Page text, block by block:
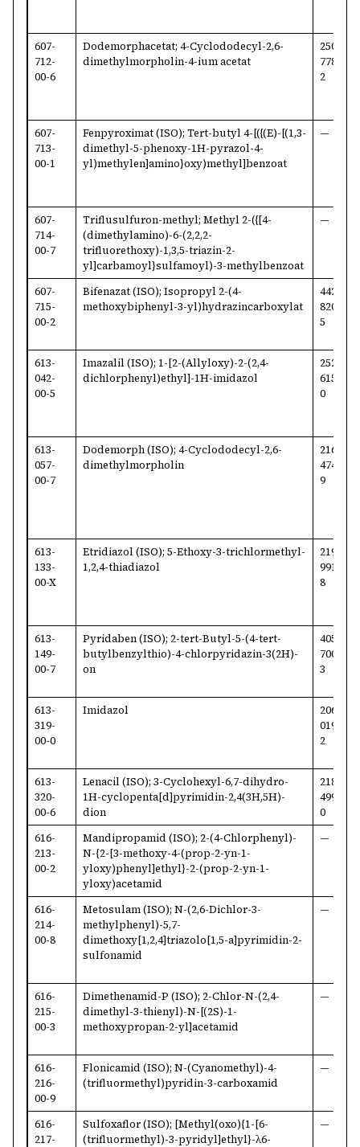
607-
712-
00-6
Dodemorphacetat; 4-Cyclododecyl-2,6-
dimethylmorpholin-4-ium acetat
250-
778-
2
607-
713-
00-1
Fenpyroximat (ISO); Tert-butyl 4-[({(E)-[(1,3-
dimethyl-5-phenoxy-1H-pyrazol-4-
yl)methylen]amino}oxy)methyl]benzoat
—
607-
714-
00-7
Triflusulfuron-methyl; Methyl 2-({[4-
(dimethylamino)-6-(2,2,2-
trifluorethoxy)-1,3,5-triazin-2-
yl]carbamoyl}sulfamoyl)-3-methylbenzoat
—
607-
715-
00-2
Bifenazat (ISO); Isopropyl 2-(4-
methoxybiphenyl-3-yl)hydrazincarboxylat
442-
820-
5
613-
042-
00-5
Imazalil (ISO); 1-[2-(Allyloxy)-2-(2,4-
dichlorphenyl)ethyl]-1H-imidazol
252-
615-
0
613-
057-
00-7
Dodemorph (ISO); 4-Cyclododecyl-2,6-
dimethylmorpholin
216-
474-
9
613-
133-
00-X
Etridiazol (ISO); 5-Ethoxy-3-trichlormethyl-
1,2,4-thiadiazol
219-
991-
8
613-
149-
00-7
Pyridaben (ISO); 2-tert-Butyl-5-(4-tert-
butylbenzylthio)-4-chlorpyridazin-3(2H)-
on
405-
700-
3
613-
319-
00-0
Imidazol
206-
019-
2
613-
320-
00-6
Lenacil (ISO); 3-Cyclohexyl-6,7-dihydro-
1H-cyclopenta[d]pyrimidin-2,4(3H,5H)-
dion
218-
499-
0
616-
213-
00-2
Mandipropamid (ISO); 2-(4-Chlorphenyl)-
N-{2-[3-methoxy-4-(prop-2-yn-1-
yloxy)phenyl]ethyl}-2-(prop-2-yn-1-
yloxy)acetamid
—
616-
214-
00-8
Metosulam (ISO); N-(2,6-Dichlor-3-
methylphenyl)-5,7-
dimethoxy[1,2,4]triazolo[1,5-a]pyrimidin-2-
sulfonamid
—
616-
215-
00-3
Dimethenamid-P (ISO); 2-Chlor-N-(2,4-
dimethyl-3-thienyl)-N-[(2S)-1-
methoxypropan-2-yl]acetamid
—
616-
216-
00-9
Flonicamid (ISO); N-(Cyanomethyl)-4-
(trifluormethyl)pyridin-3-carboxamid
—
616-
217-
Sulfoxaflor (ISO); [Methyl(oxo){1-[6-
(trifluormethyl)-3-pyridyl]ethyl}-λ6-
—